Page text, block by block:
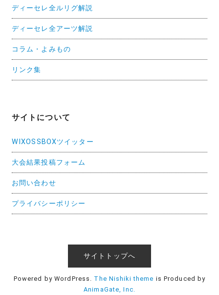
ディーセレ全ルリグ解説
ディーセレ全アーツ解説
コラム・よみもの
リンク集
サイトについて
WIXOSSBOXツイッター
大会結果投稿フォーム
お問い合わせ
プライバシーポリシー
サイトトップへ
Powered by WordPress. The Nishiki theme is Produced by
AnimaGate, Inc.